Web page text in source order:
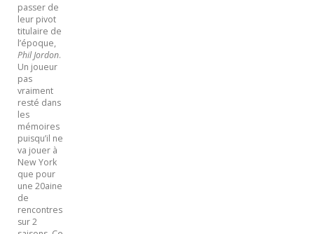
passer de
leur pivot
titulaire de
l’époque,
Phil Jordon.
Un joueur
pas
vraiment
resté dans
les
mémoires
puisqu’il ne
va jouer à
New York
que pour
une 20aine
de
rencontres
sur 2